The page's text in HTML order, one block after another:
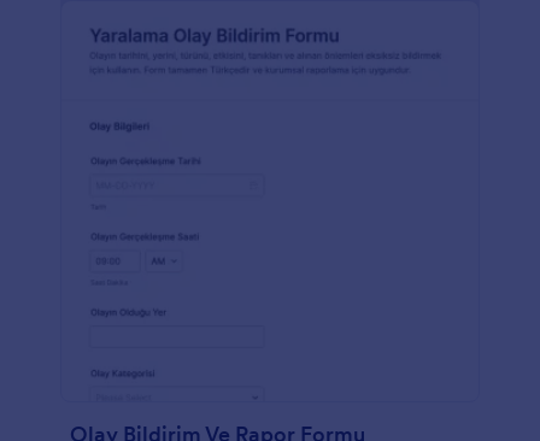
Olay Bildirim Ve Rapor Formu